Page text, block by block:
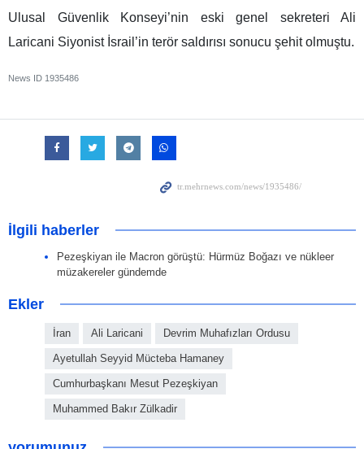
Ulusal Güvenlik Konseyi’nin eski genel sekreteri Ali
Laricani Siyonist İsrail’in terör saldırısı sonucu şehit olmuştu.
News ID 1935486
İlgili haberler
Pezeşkiyan ile Macron görüştü: Hürmüz Boğazı ve nükleer
müzakereler gündemde
Ekler
İran Ali Laricani Devrim Muhafızları Ordusu
Ayetullah Seyyid Mücteba Hamaney
Cumhurbaşkanı Mesut Pezeşkiyan
Muhammed Bakır Zülkadir